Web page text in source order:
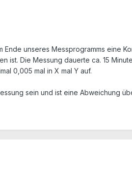
unseres Messprogramms eine
Die Messung dauerte ca. 15
0,005 mal in X mal Y auf.
sein und ist eine Abweichung